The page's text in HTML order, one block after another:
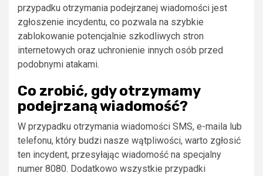
przypadku otrzymania podejrzanej wiadomości jest
zgłoszenie incydentu, co pozwala na szybkie
zablokowanie potencjalnie szkodliwych stron
internetowych oraz uchronienie innych osób przed
podobnymi atakami.
Co zrobić, gdy otrzymamy
podejrzaną wiadomość?
W przypadku otrzymania wiadomości SMS, e-maila lub
telefonu, który budzi nasze wątpliwości, warto zgłosić
ten incydent, przesyłając wiadomość na specjalny
numer 8080. Dodatkowo wszystkie przypadki